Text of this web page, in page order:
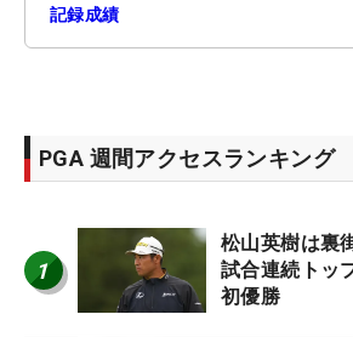
記録成績
PGA 週間アクセスランキング
1
松山英樹は裏
試合連続ト
初優勝